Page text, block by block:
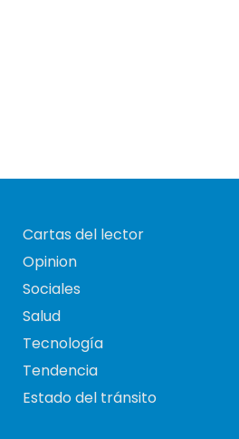
Cartas del lector
Opinion
Sociales
Salud
Tecnología
Tendencia
Estado del tránsito